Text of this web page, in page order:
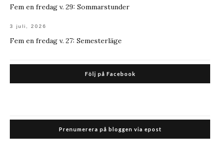
Fem en fredag v. 29: Sommarstunder
3 juli, 2026
Fem en fredag v. 27: Semesterläge
Följ på Facebook
Prenumerera på bloggen via epost